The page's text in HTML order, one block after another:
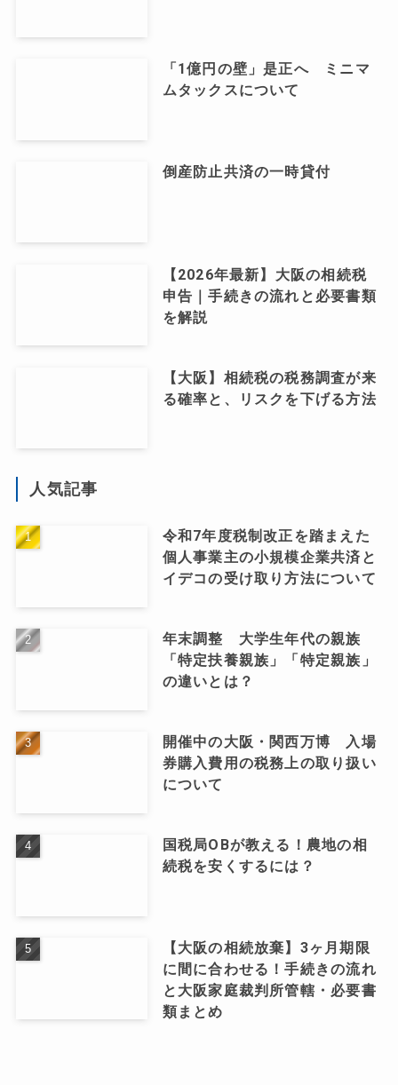
「1億円の壁」是正へ ミニマ
ムタックスについて
倒産防止共済の一時貸付
【2026年最新】大阪の相続税
申告｜手続きの流れと必要書類
を解説
【大阪】相続税の税務調査が来
る確率と、リスクを下げる方法
人気記事
令和7年度税制改正を踏まえた
個人事業主の小規模企業共済と
イデコの受け取り方法について
年末調整 大学生年代の親族
「特定扶養親族」「特定親族」
の違いとは？
開催中の大阪・関西万博 入場
券購入費用の税務上の取り扱い
について
国税局OBが教える！農地の相
続税を安くするには？
【大阪の相続放棄】3ヶ月期限
に間に合わせる！手続きの流れ
と大阪家庭裁判所管轄・必要書
類まとめ